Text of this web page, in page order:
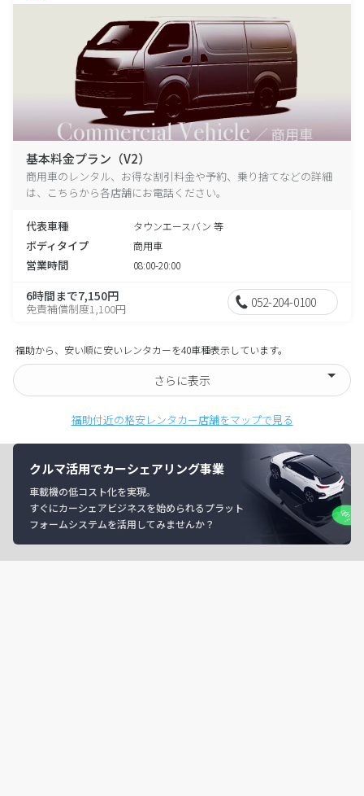
基本料金プラン（V2）
商用車のレンタル、お得な割引料金や予約、乗り捨てなどの詳細
は、こちらから各店舗にお電話ください。
代表車種 タウンエースバン 等
ボディタイプ 商用車
営業時間 08:00-20:00
6時間まで7,150円
免責補償制度1,100円 052-204-0100
福助から、安い順に安いレンタカーを40車種表示しています。
さらに表示
福助付近の格安レンタカー店舗をマップで見る
クルマ活用でカーシェアリング事業
車載機の低コスト化を実現。
すぐにカーシェアビジネスを始められるプラット
フォームシステムを活用してみませんか？